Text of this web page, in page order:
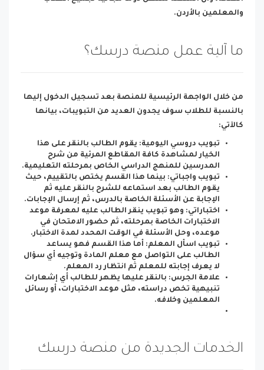
والمعلمين بالأردن.
ما آلية عمل منصة درسك؟
من خلال الواجهة الرئيسية للمنصة بعد تسجيل الدخول إليها
بالنسبة للطلاب سوف يجدون العديد من التبويبات، بيانها
كالآتي:
تبويب دروسي اليومية: يقوم الطالب بالنقر على هذا
الخيار لمشاهدة كافة المقاطع المرئية من شرح
المدرسين للمنهج الدراسي الخاص بمرحلته التعليمية.
تبويب واجباتي: بينما هذا القسم يختص بالتقييم، حيث
يقوم الطالب بعد استماعه للشرح بالنقر عليه ثم
الإجابة عن الأسئلة الخاصة بالدرس، ثم إرسال الإجابات.
اختباراتي: وهو تبويب ينقر الطالب عليه لمعرفة موعد
الاختبارات الخاصة بمرحلته، ثم حضور الامتحان في
موعده، وحل الأسئلة في الوقت المحدد لمدة الاختبار.
تبويب اسأل المعلم: أما هذا القسم فهو يساعد
الطالب على التواصل مع معلم المادة وتوجيه أي سؤال
لا يعرف إجابته للمعلم ثم انتظار رد المعلم.
علامة الجرس: بالنقر عليها يظهر للطالب أي إشعارات
تنبيهية تخص دراسته، مثل موعد الاختبارات، أو رسائل
المعلمين وخلافه.
الخدمات الجديدة من منصة درسك